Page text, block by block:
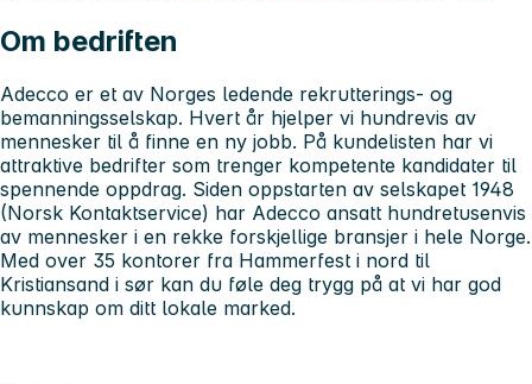
Om bedriften
Adecco er et av Norges ledende rekrutterings- og
bemanningsselskap. Hvert år hjelper vi hundrevis av
mennesker til å finne en ny jobb. På kundelisten har vi
attraktive bedrifter som trenger kompetente kandidater til
spennende oppdrag. Siden oppstarten av selskapet 1948
(Norsk Kontaktservice) har Adecco ansatt hundretusenvis
av mennesker i en rekke forskjellige bransjer i hele Norge.
Med over 35 kontorer fra Hammerfest i nord til
Kristiansand i sør kan du føle deg trygg på at vi har god
kunnskap om ditt lokale marked.